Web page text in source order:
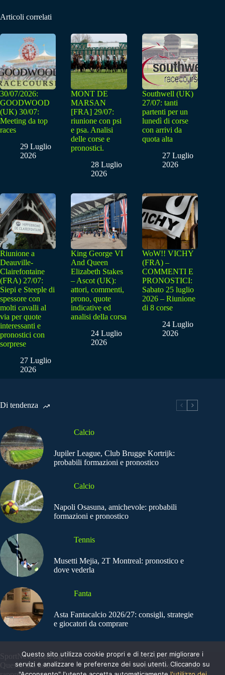
Articoli correlati
30/07/2026:
GOODWOOD
(UK) 30/07:
Meeting da top
races
29 Luglio
2026
MONT DE
MARSAN
[FRA] 29/07:
riunione con psi
e psa. Analisi
delle corse e
pronostici.
28 Luglio
2026
Southwell (UK)
27/07: tanti
partenti per un
lunedì di corse
con arrivi da
quota alta
27 Luglio
2026
Riunione a
Deauville-
Clairefontaine
(FRA) 27/07:
Siepi e Steeple di
spessore con
molti cavalli al
via per quote
interessanti e
pronostici con
sorprese
27 Luglio
2026
King George VI
And Queen
Elizabeth Stakes
– Ascot (UK):
attori, commenti,
prono, quote
indicative ed
analisi della corsa
24 Luglio
2026
WoW!! VICHY
(FRA) –
COMMENTI E
PRONOSTICI:
Sabato 25 luglio
2026 – Riunione
di 8 corse
24 Luglio
2026
Di tendenza
Calcio
Jupiler League, Club Brugge Kortrijk:
probabili formazioni e pronostico
Calcio
Napoli Osasuna, amichevole: probabili
formazioni e pronostico
Tennis
Musetti Mejia, 2T Montreal: pronostico e
dove vederla
Fanta
Asta Fantacalcio 2026/27: consigli, strategie
e giocatori da comprare
SportNews.BetFlag -
Questo sito non
Copyright © 2025
SportNews BetFlag
Questo sito utilizza cookie propri e di terzi per migliorare i
servizi e analizzare le preferenze dei suoi utenti. Cliccando su